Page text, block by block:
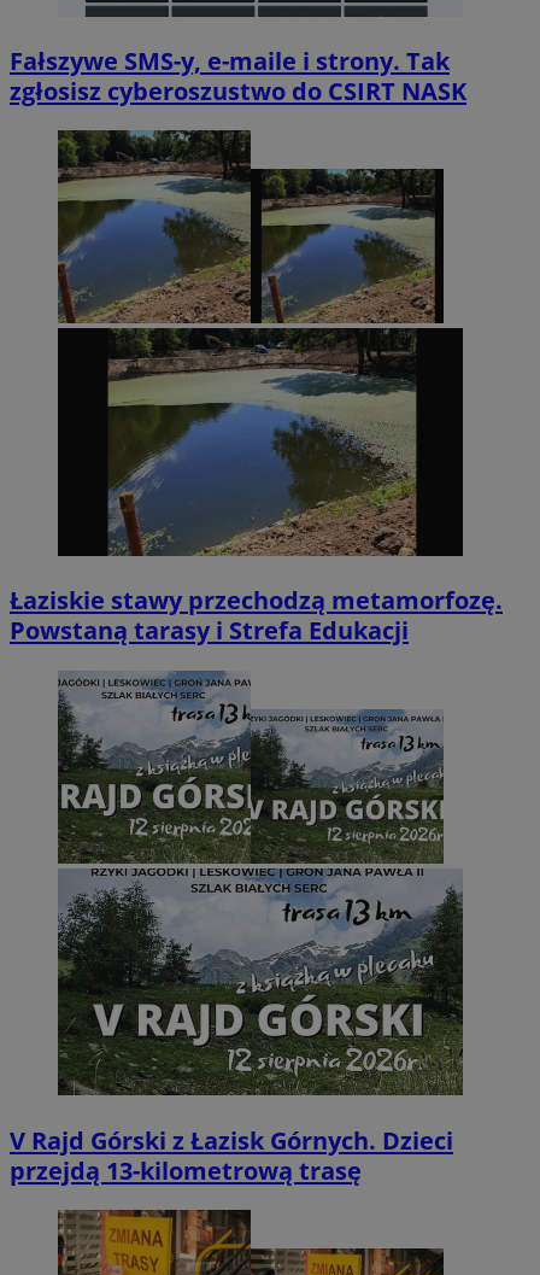
Fałszywe SMS-y, e-maile i strony. Tak
zgłosisz cyberoszustwo do CSIRT NASK
Łaziskie stawy przechodzą metamorfozę.
Powstaną tarasy i Strefa Edukacji
V Rajd Górski z Łazisk Górnych. Dzieci
przejdą 13-kilometrową trasę